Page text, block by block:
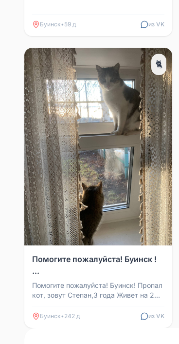
Буинск• 59 д из VK
🐈
Помогите пожалуйста! Буинск !
...
Помогите пожалуйста! Буинск! Пропал
кот, зовут Степан,3 года Живет на 2
увидит просим ...
Буинск• 242 д из VK